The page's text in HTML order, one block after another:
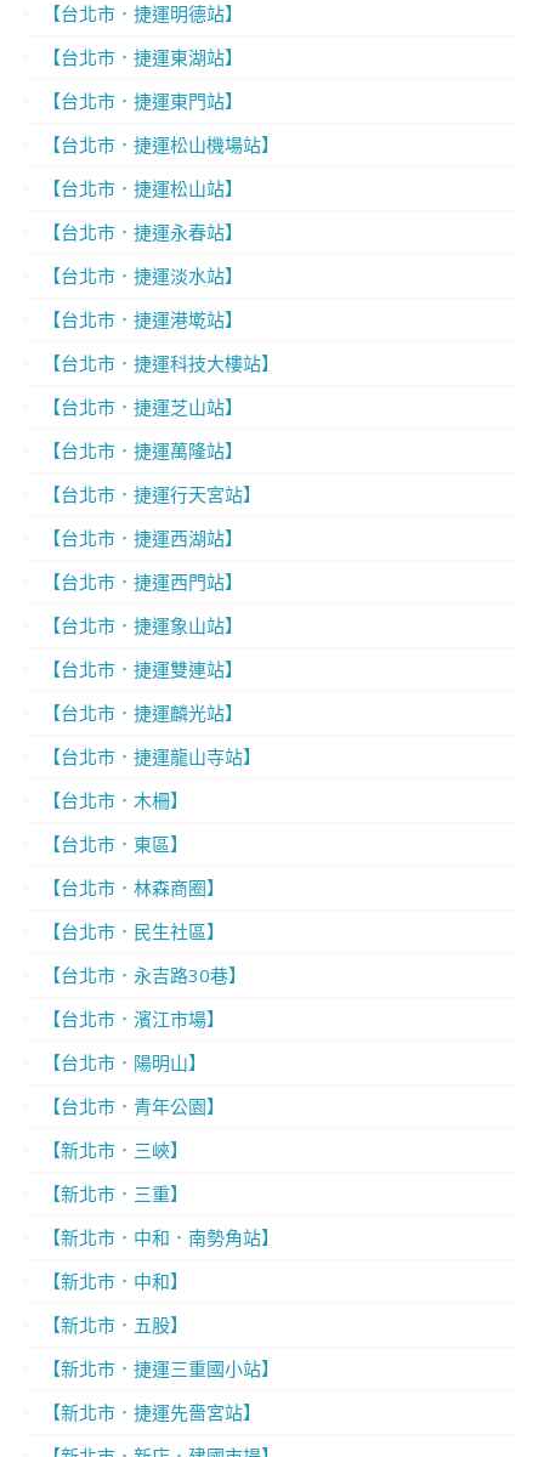
【台北市．捷運明德站】
【台北市．捷運東湖站】
【台北市．捷運東門站】
【台北市．捷運松山機場站】
【台北市．捷運松山站】
【台北市．捷運永春站】
【台北市．捷運淡水站】
【台北市．捷運港墘站】
【台北市．捷運科技大樓站】
【台北市．捷運芝山站】
【台北市．捷運萬隆站】
【台北市．捷運行天宮站】
【台北市．捷運西湖站】
【台北市．捷運西門站】
【台北市．捷運象山站】
【台北市．捷運雙連站】
【台北市．捷運麟光站】
【台北市．捷運龍山寺站】
【台北市．木柵】
【台北市．東區】
【台北市．林森商圈】
【台北市．民生社區】
【台北市．永吉路30巷】
【台北市．濱江市場】
【台北市．陽明山】
【台北市．青年公園】
【新北市．三峽】
【新北市．三重】
【新北市．中和．南勢角站】
【新北市．中和】
【新北市．五股】
【新北市．捷運三重國小站】
【新北市．捷運先嗇宮站】